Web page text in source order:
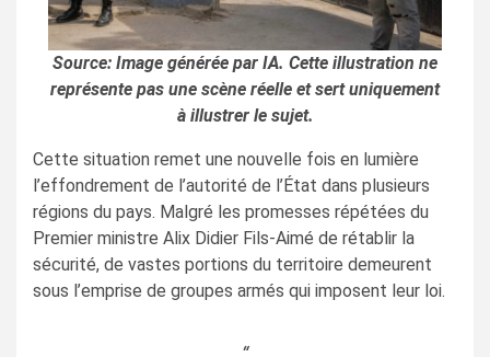
Source: Image générée par IA. Cette illustration ne
représente pas une scène réelle et sert uniquement
à illustrer le sujet.
Cette situation remet une nouvelle fois en lumière
l’effondrement de l’autorité de l’État dans plusieurs
régions du pays. Malgré les promesses répétées du
Premier ministre Alix Didier Fils-Aimé de rétablir la
sécurité, de vastes portions du territoire demeurent
sous l’emprise de groupes armés qui imposent leur loi.